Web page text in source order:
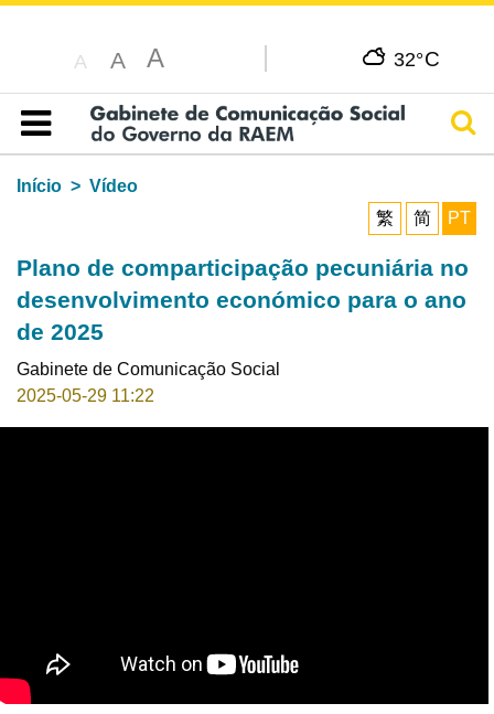
A A A 32°C
Índice
Início
Vídeo
繁
简 PT
Plano de comparticipação pecuniária no
desenvolvimento económico para o ano
de 2025
Gabinete de Comunicação Social
2025-05-29 11:22